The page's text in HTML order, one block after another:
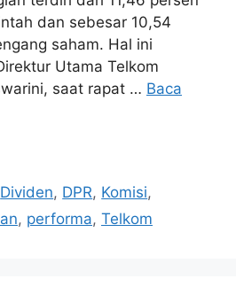
dan sebesar 10,54
saham. Hal ini
Utama Telkom
saat rapat … Baca
Dividen, DPR, Komisi,
, performa, Telkom